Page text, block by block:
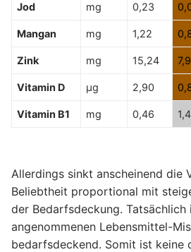
Jod mg 0,23
Mangan mg 1,22
Zink mg 15,24
Vitamin D µg 2,90
Vitamin B1 mg 0,46
Allerdings sinkt anscheinend die
Beliebtheit proportional mit
der Bedarfsdeckung. Tatsächlich
angenommenen Lebensmittel-
bedarfsdeckend. Somit ist keine